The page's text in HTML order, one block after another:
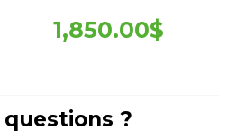
1,850.00$
questions ?